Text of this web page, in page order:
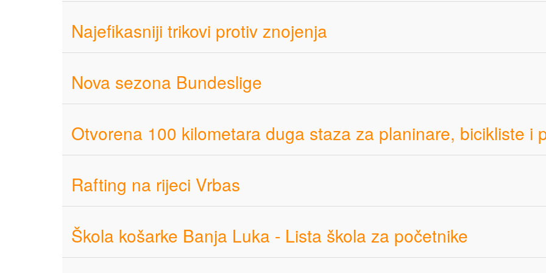
Najefikasniji trikovi protiv znojenja
Nova sezona Bundeslige
Otvorena 100 kilometara duga staza za planinare, bicikliste i
Rafting na rijeci Vrbas
Škola košarke Banja Luka - Lista škola za početnike